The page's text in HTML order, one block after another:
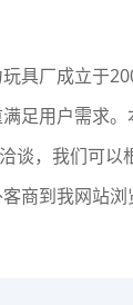
具厂成立于
足用户需求
，我们可以
商到我网站